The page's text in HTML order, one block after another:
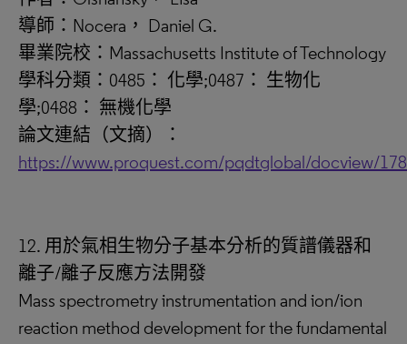
導師：Nocera， Daniel G.
畢業院校：Massachusetts Institute of Technology
學科分類：0485： 化學;0487： 生物化
學;0488： 無機化學
論文連結（文摘）：
https://www.proquest.com/pqdtglobal/docview/
12. 用於氣相生物分子基本分析的質譜儀器和
離子/離子反應方法開發
Mass spectrometry instrumentation and ion/ion
reaction method development for the fundamental